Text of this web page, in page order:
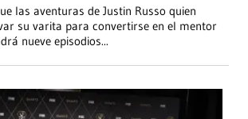
las aventuras de Justin Russo quien
su varita para convertirse en el mentor
nueve episodios...